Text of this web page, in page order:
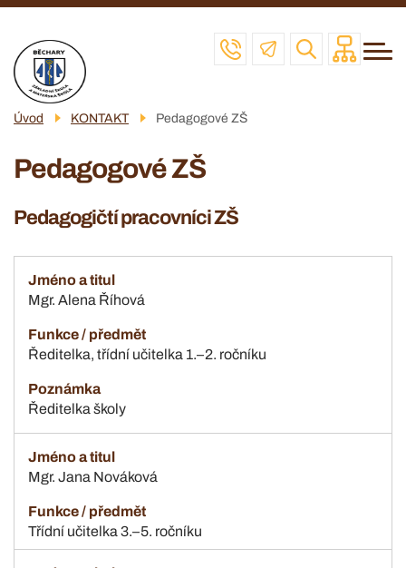
Přejít
hlavnímu
obsahu
Menu
navigace
MŠ
ŠD
VČELAŘSKÝ KROUŽEK
POVINNÉ INFO
Úvod KONTAKT Pedagogové ZŠ
Pedagogové ZŠ
Pedagogičtí pracovníci ZŠ
Mgr. Alena Říhová
Ředitelka, třídní učitelka 1.–2. ročníku
Ředitelka školy
Mgr. Jana Nováková
Třídní učitelka 3.–5. ročníku